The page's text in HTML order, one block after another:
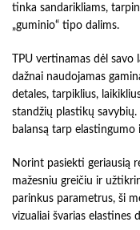
tinka sandarikliams,
„guminio“ tipo dalims.
TPU vertinamas dėl
dažnai naudojamas
detales, tarpiklius,
standžių plastikų
balansą tarp
Norint pasiekti geriausią
mažesniu greičiu ir
parinkus parametrus, ši
vizualiai švarias elastines